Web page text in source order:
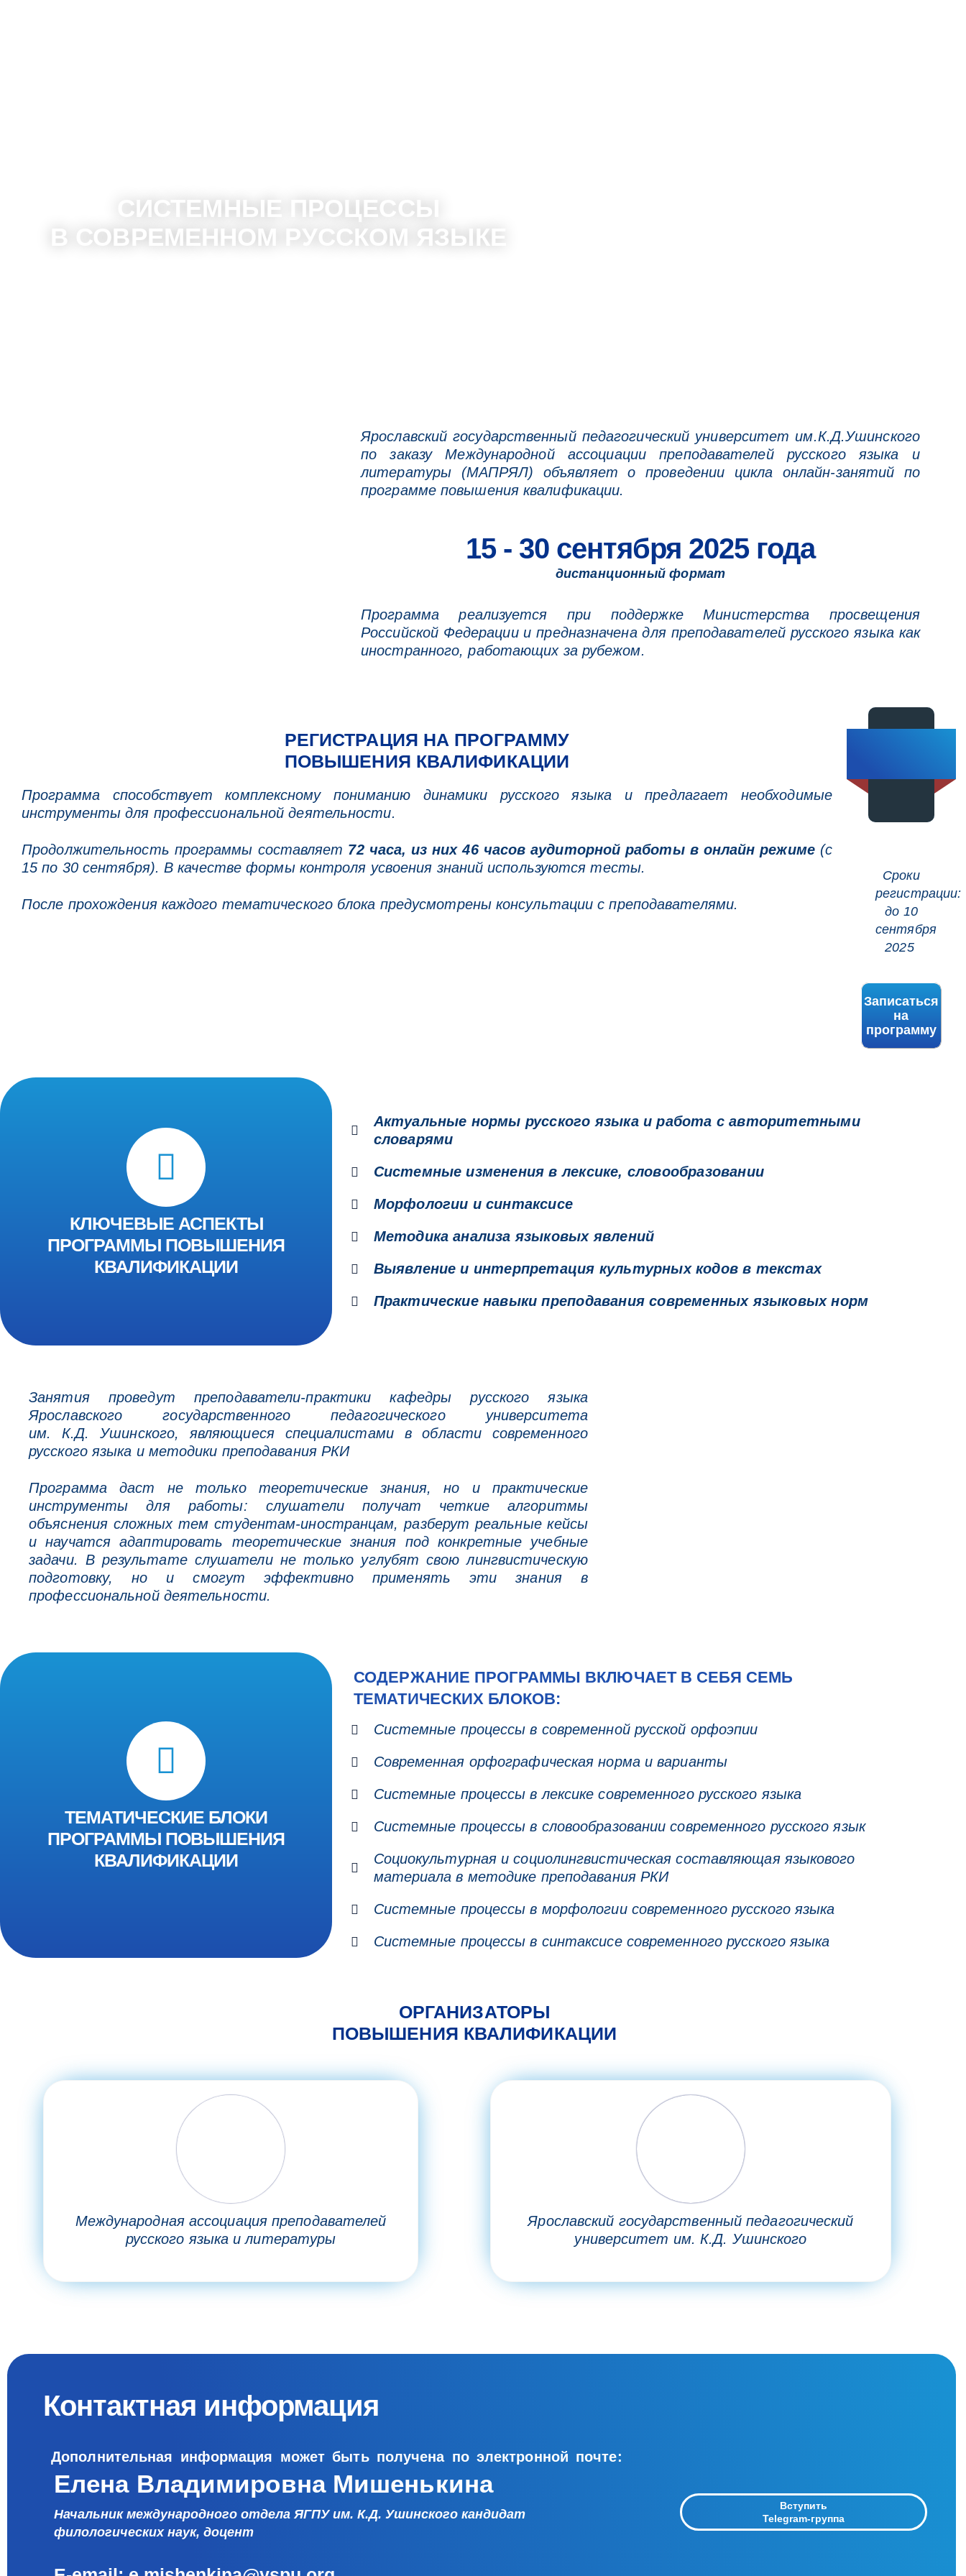
СИСТЕМНЫЕ ПРОЦЕССЫ
В СОВРЕМЕННОМ РУССКОМ ЯЗЫКЕ
Ярославский государственный педагогический университет им.К.Д.Ушинского
по заказу Международной ассоциации преподавателей русского языка и
литературы (МАПРЯЛ) объявляет о проведении цикла онлайн-занятий по
программе повышения квалификации.
15 - 30 сентября 2025 года
дистанционный формат
Программа реализуется при поддержке Министерства просвещения
Российской Федерации и предназначена для преподавателей русского языка как
иностранного, работающих за рубежом.
РЕГИСТРАЦИЯ НА ПРОГРАММУ
ПОВЫШЕНИЯ КВАЛИФИКАЦИИ
Программа способствует комплексному пониманию динамики русского языка и предлагает необходимые
инструменты для профессиональной деятельности.
Продолжительность программы составляет 72 часа, из них 46 часов аудиторной работы в онлайн режиме(с
15 по 30 сентября). В качестве формы контроля усвоения знаний используются тесты.
После прохождения каждого тематического блока предусмотрены консультации с преподавателями.
Сроки
регистрации:
до 10
сентября
2025
Записаться
на
программу
КЛЮЧЕВЫЕ АСПЕКТЫ
ПРОГРАММЫ ПОВЫШЕНИЯ
КВАЛИФИКАЦИИ
Актуальные нормы русского языка и работа с авторитетными
словарями
Системные изменения в лексике, словообразовании
Морфологии и синтаксисе
Методика анализа языковых явлений
Выявление и интерпретация культурных кодов в текстах
Практические навыки преподавания современных языковых норм
Занятия проведут преподаватели-практики кафедры русского языка
Ярославского государственного педагогического университета
им. К.Д. Ушинского, являющиеся специалистами в области современного
русского языка и методики преподавания РКИ
Программа даст не только теоретические знания, но и практические
инструменты для работы: слушатели получат четкие алгоритмы
объяснения сложных тем студентам-иностранцам, разберут реальные кейсы
и научатся адаптировать теоретические знания под конкретные учебные
задачи. В результате слушатели не только углубят свою лингвистическую
подготовку, но и смогут эффективно применять эти знания в
профессиональной деятельности.
ТЕМАТИЧЕСКИЕ БЛОКИ
ПРОГРАММЫ ПОВЫШЕНИЯ
КВАЛИФИКАЦИИ
СОДЕРЖАНИЕ ПРОГРАММЫ ВКЛЮЧАЕТ В СЕБЯ СЕМЬ
ТЕМАТИЧЕСКИХ БЛОКОВ:
Системные процессы в современной русской орфоэпии
Современная орфографическая норма и варианты
Системные процессы в лексике современного русского языка
Системные процессы в словообразовании современного русского язык
Социокультурная и социолингвистическая составляющая языкового
материала в методике преподавания РКИ
Системные процессы в морфологии современного русского языка
Системные процессы в синтаксисе современного русского языка
ОРГАНИЗАТОРЫ
ПОВЫШЕНИЯ КВАЛИФИКАЦИИ
Международная ассоциация преподавателей
русского языка и литературы
Ярославский государственный педагогический
университет им. К.Д. Ушинского
Контактная информация
Дополнительная информация может быть получена по электронной почте:
Елена Владимировна Мишенькина
Начальник международного отдела ЯГПУ им. К.Д. Ушинского кандидат
филологических наук, доцент
Вступить
Telegram-группа